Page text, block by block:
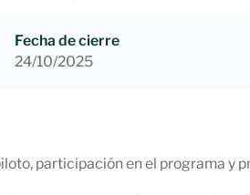
Fecha de cierre
24/10/2025
participación en el programa y